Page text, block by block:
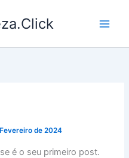
de 2024
é o seu primeiro post.